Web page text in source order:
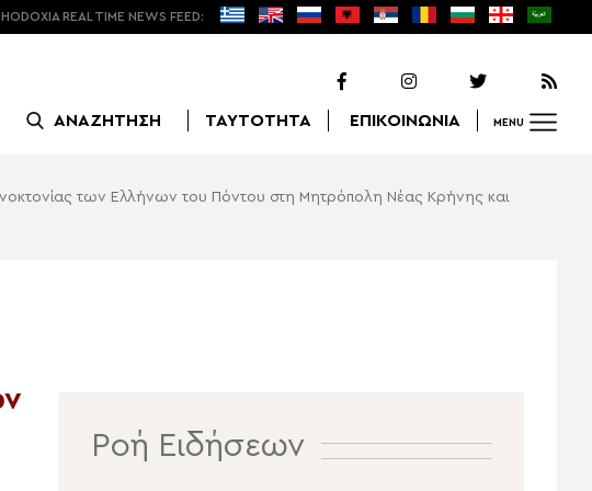
REAL TIME NEWS FEED:
ΑΝΑΖΗΤΗΣΗ ΤΑΥΤΟΤΗΤΑ ΕΠΙΚΟΙΝΩΝΙΑ MENU
Αναζήτηση
των Ελλήνων του Πόντου στη Μητρόπολη Νέας Κρήνης και
Ροή Ειδήσεων